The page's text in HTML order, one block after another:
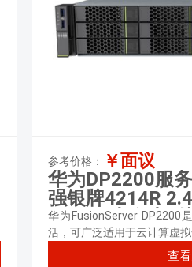
参考价格： ￥面议
华为DP2200服
强银牌4214R
128GB 内存丨5
SR430C-M 1G
电源丨三年质保
华为FusionServer DP2200
活，可广泛适用于云计算虚
查